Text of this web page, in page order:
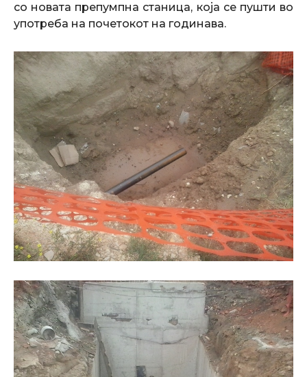
со новата препумпна станица, која се пушти во
употреба на почетокот на годинава.